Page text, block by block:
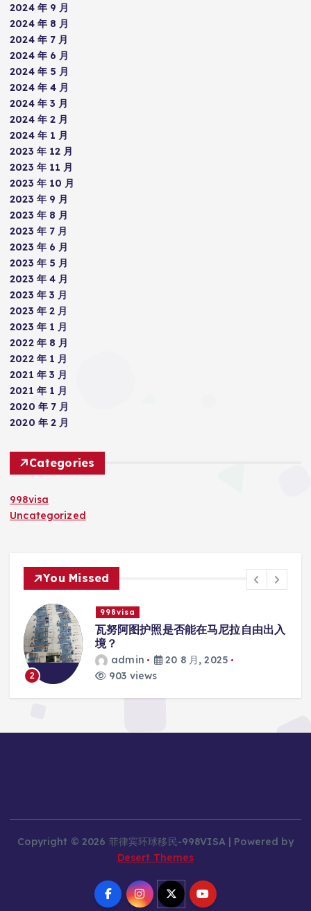
2024 年 9 月
2024 年 8 月
2024 年 7 月
2024 年 6 月
2024 年 5 月
2024 年 4 月
2024 年 3 月
2024 年 2 月
2024 年 1 月
2023 年 12 月
2023 年 11 月
2023 年 10 月
2023 年 9 月
2023 年 8 月
2023 年 7 月
2023 年 6 月
2023 年 5 月
2023 年 4 月
2023 年 3 月
2023 年 2 月
2023 年 1 月
2022 年 8 月
2022 年 1 月
2021 年 3 月
2021 年 1 月
2020 年 7 月
2020 年 2 月
Categories
998visa
Uncategorized
You Missed
3
998visa
瓦努阿图护照是否能在马尼拉使用国际
学校的注册？
admin
20 8 月, 2025
818 views
Copyright © 2026 菲律宾环球移民-998VISA | Powered by
Desert Themes